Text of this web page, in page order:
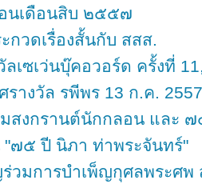
นเดือนสิบ ๒๕๕๗
กวดเรื่องสั้นกับ สสส.
ลเซเว่นบุ๊คอวอร์ด ครั้งที่
รางวัล รพีพร 13 ก.ค. 2557
สงกรานต์นักกลอน และ
"๗๕ ปี นิภา ท่าพระจันทร์"
วมการบำเพ็ญกุศลพระศพ